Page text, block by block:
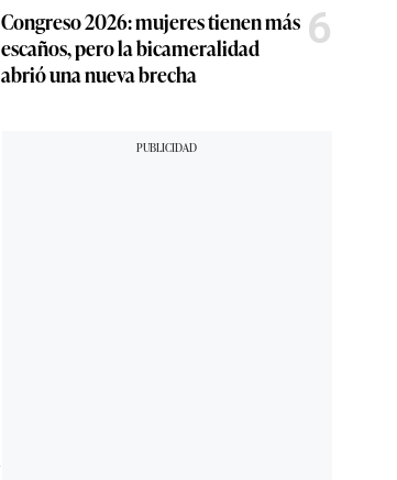
Congreso 2026: mujeres tienen más
escaños, pero la bicameralidad
abrió una nueva brecha
6